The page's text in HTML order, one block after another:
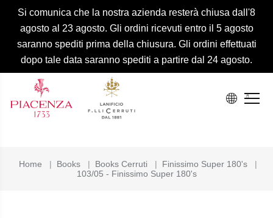
Si comunica che la nostra azienda resterà chiusa dall'8
agosto al 23 agosto. Gli ordini ricevuti entro il 5 agosto
saranno spediti prima della chiusura. Gli ordini effettuati
dopo tale data saranno spediti a partire dal 24 agosto.
Home | Books | Books Cerruti | Finissimo Super 180's
|
103/05 - Finissimo Super 180's